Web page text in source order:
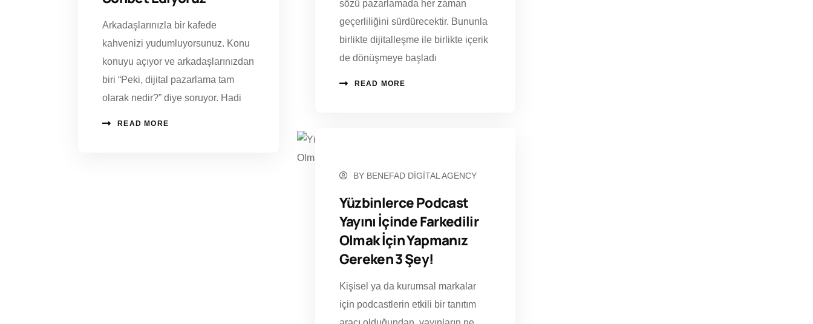
Arkadaşlarınızla bir kafede
kahvenizi yudumluyorsunuz. Konu
konuyu açıyor ve arkadaşlarınızdan
biri “Peki, dijital pazarlama tam
olarak nedir?” diye soruyor. Hadi
READ MORE
sözü pazarlamada her zaman
geçerliliğini sürdürecektir. Bununla
birlikte dijitalleşme ile birlikte içerik
de dönüşmeye başladı
READ MORE
BY BENEFAD DIGITAL AGENCY
Yüzbinlerce Podcast
Yayını İçinde Farkedilir
Olmak İçin Yapmanız
Gereken 3 Şey!
Kişisel ya da kurumsal markalar
için podcastlerin etkili bir tanıtım